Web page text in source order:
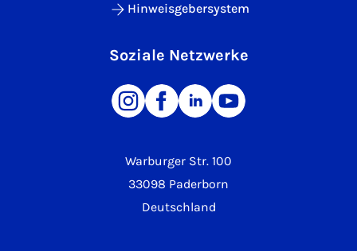
Warburger Str. 100
33098 Paderborn
Deutschland
Hinweisgebersystem
Soziale Netzwerke